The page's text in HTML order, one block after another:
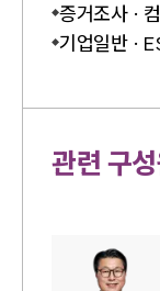
증거조사 ·
기업일반 ·
관련 구